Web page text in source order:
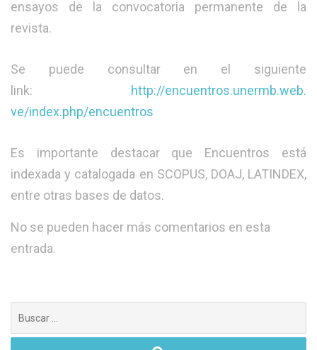
ensayos de la convocatoria permanente de la
revista.
Se puede consultar en el siguiente
link: http://encuentros.unermb.web.
ve/index.php/encuentros
Es importante destacar que Encuentros está
indexada y catalogada en SCOPUS, DOAJ, LATINDEX,
entre otras bases de datos.
No se pueden hacer más comentarios en esta
entrada.